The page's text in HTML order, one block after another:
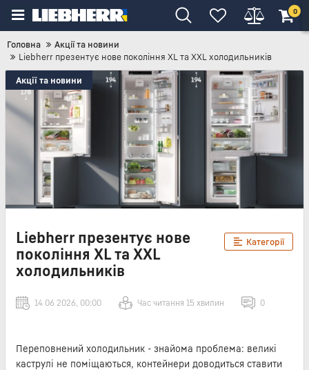
0
Головна
Акції та новини
Liebherr презентує нове покоління XL та XXL холодильників
Акції та новини
Liebherr презентує нове
покоління XL та XXL
холодильників
Категорії
14 06 2026, 00:00 Час читання 15 хвилин 0
Переповнений холодильник - знайома проблема: великі
каструлі не поміщаються, контейнери доводиться ставити